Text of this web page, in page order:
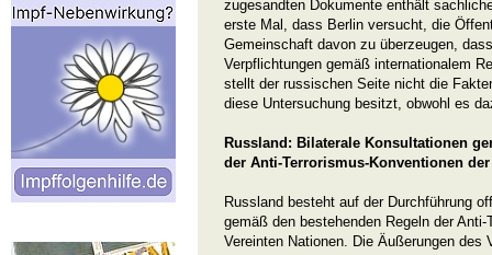
zugesandten Dokumente enthält
erste Mal, dass Berlin versucht, die
Gemeinschaft davon zu überzeugen,
Verpflichtungen gemäß internationalem
stellt der russischen Seite nicht die
diese Untersuchung besitzt, obwohl es
Russland: Bilaterale Konsultationen
der Anti-Terrorismus-Konventionen
Russland besteht auf der Durchführung
gemäß den bestehenden Regeln der
Vereinten Nationen. Die Äußerungen des